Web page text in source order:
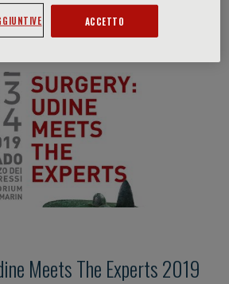
del ponente
Meets The Experts 2019
ACCETTO